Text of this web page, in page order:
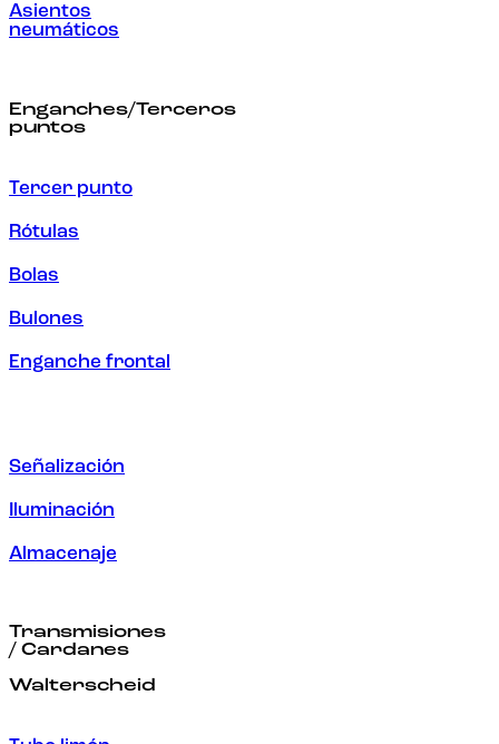
Asientos
neumáticos
Enganches/Terceros
puntos
Tercer punto
Rótulas
Bolas
Bulones
Enganche frontal
Señalización
Iluminación
Almacenaje
Transmisiones
/ Cardanes
Walterscheid